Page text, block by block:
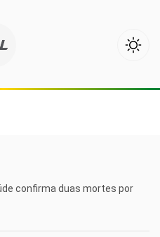
confirma duas mortes por